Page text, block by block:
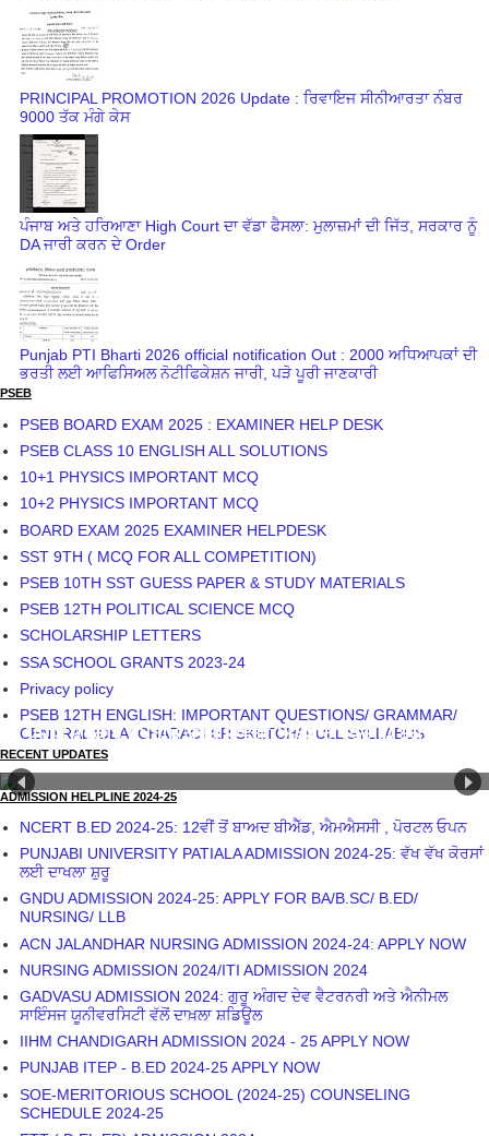
PRINCIPAL PROMOTION 2026 Update : ਰਿਵਾਇਜ ਸੀਨੀਆਰਤਾ ਨੰਬਰ
9000 ਤੱਕ ਮੰਗੇ ਕੇਸ
ਪੰਜਾਬ ਅਤੇ ਹਰਿਆਣਾ High Court ਦਾ ਵੱਡਾ ਫੈਸਲਾ: ਮੁਲਾਜ਼ਮਾਂ ਦੀ ਜਿੱਤ, ਸਰਕਾਰ ਨੂੰ
DA ਜਾਰੀ ਕਰਨ ਦੇ Order
Punjab PTI Bharti 2026 official notification Out : 2000 ਅਧਿਆਪਕਾਂ ਦੀ
ਭਰਤੀ ਲਈ ਆਫਿਸਿਅਲ ਨੋਟੀਫਿਕੇਸ਼ਨ ਜਾਰੀ, ਪੜੋ ਪੂਰੀ ਜਾਣਕਾਰੀ
PSEB
PSEB BOARD EXAM 2025 : EXAMINER HELP DESK
PSEB CLASS 10 ENGLISH ALL SOLUTIONS
10+1 PHYSICS IMPORTANT MCQ
10+2 PHYSICS IMPORTANT MCQ
BOARD EXAM 2025 EXAMINER HELPDESK
SST 9TH ( MCQ FOR ALL COMPETITION)
PSEB 10TH SST GUESS PAPER & STUDY MATERIALS
PSEB 12TH POLITICAL SCIENCE MCQ
SCHOLARSHIP LETTERS
SSA SCHOOL GRANTS 2023-24
Privacy policy
PSEB 12TH ENGLISH: IMPORTANT QUESTIONS/ GRAMMAR/
CENTRAL IDEA/ CHARACTER SKETCH/ FULL SYLLABUS
RECENT UPDATES